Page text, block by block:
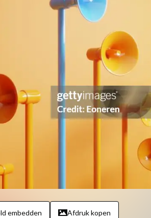
embedden Afdruk kopen